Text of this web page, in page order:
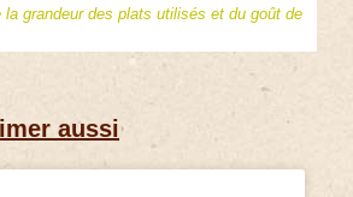
grandeur des plats utilisés et du goût de
aussi